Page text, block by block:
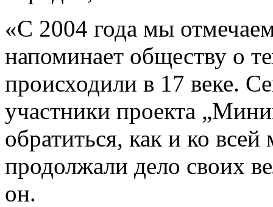
«С 2004 года мы
напоминает обществу о
происходили в 17 веке.
участники проекта
обратиться, как и ко
продолжали дело своих
он.